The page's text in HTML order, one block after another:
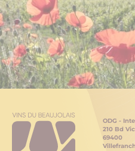
ODG -
210 Bd
69400